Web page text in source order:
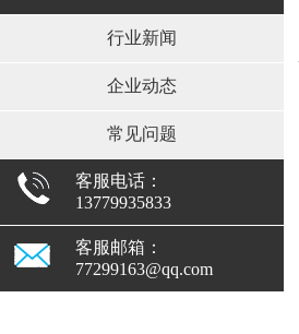
行业新闻
企业动态
常见问题
客服电话：
13779935833
客服邮箱：
77299163@qq.com